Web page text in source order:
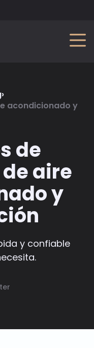
›
acondicionado y
de
aire
y
y confiable